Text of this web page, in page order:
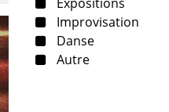
Improvisation
Danse
Autre